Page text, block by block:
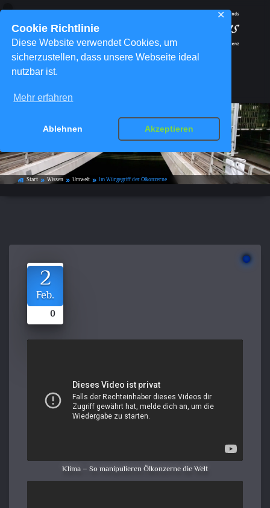
Cookie Richtlinie
Diese Website verwendet Cookies, um
sicherzustellen, dass unsere Webseite ideal
nutzbar ist.
Mehr erfahren
Ablehnen Akzeptieren
✕
Im Würgegriff der Ölkonzerne
home_work Start double_arrow Wissen double_arrow Umwelt double_arrow Im Würgegriff der Ölkonzerne
2
Feb.
0
Klima – So manipulieren Ölkonzerne die Welt